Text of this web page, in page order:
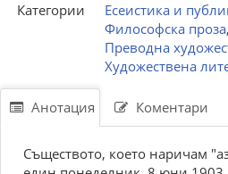
Категории
Есеистика и
Философска проза,
Преводна
Художествена
Анотация Коментари
Съществото, което наричам